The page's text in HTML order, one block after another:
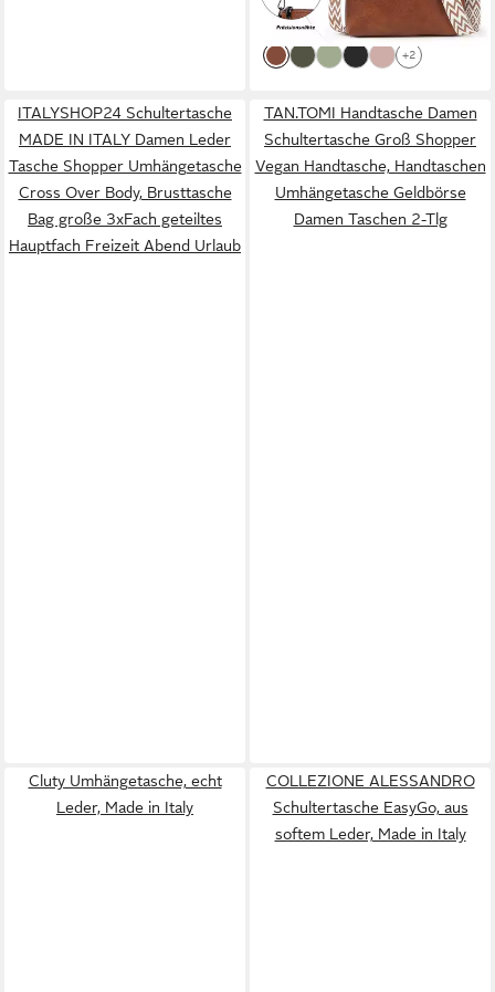
Crossover BodyBag Viel
-51%
lieferbar - in 4-5 Werktagen bei dir
+2
ITALYSHOP24 Schultertasche
MADE IN ITALY Damen Leder
Tasche Shopper Umhängetasche
Cross Over Body, Brusttasche
Bag große 3xFach geteiltes
Hauptfach Freizeit Abend Urlaub
TAN.TOMI Handtasche Damen
Schultertasche Groß Shopper
Vegan Handtasche, Handtaschen
Umhängetasche Geldbörse
Damen Taschen 2-Tlg
Cluty Umhängetasche, echt
Leder, Made in Italy
COLLEZIONE ALESSANDRO
Schultertasche EasyGo, aus
softem Leder, Made in Italy